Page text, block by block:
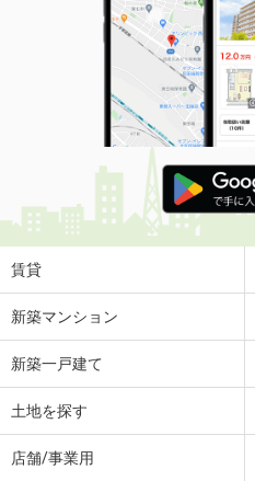
賃貸
新築マンション
新築一戸建て
土地を探す
店舗/事業用